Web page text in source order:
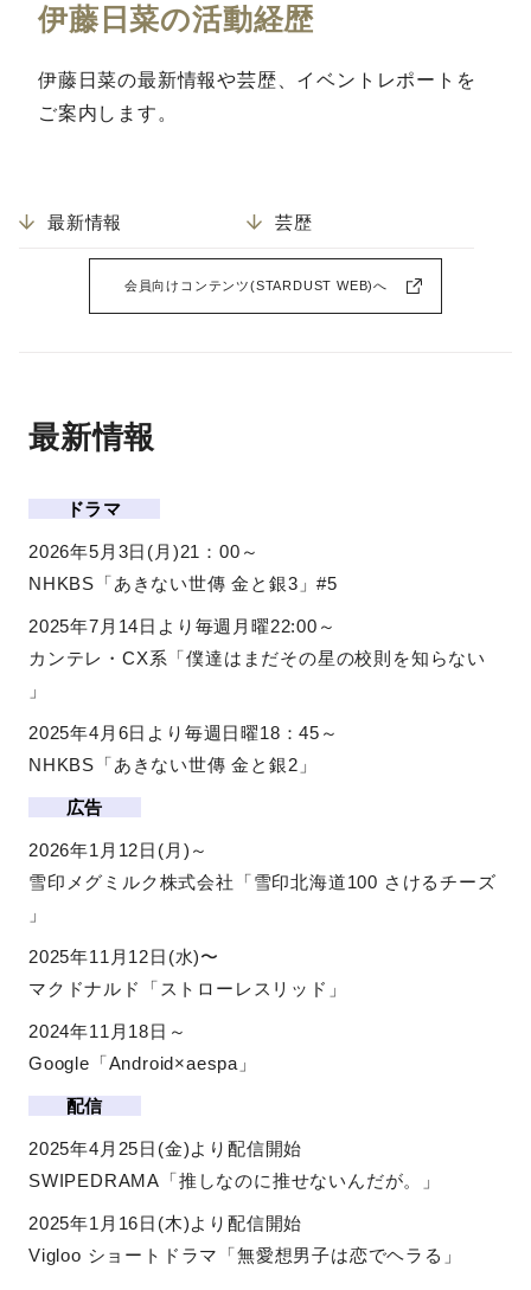
伊藤日菜の活動経歴
伊藤日菜の最新情報や芸歴、イベントレポートを
ご案内します。
最新情報 芸歴
会員向けコンテンツ(STARDUST WEB)へ
最新情報
ドラマ
2026年5月3日(月)21：00～
NHKBS「あきない世傳 金と銀3」#5
2025年7月14日より毎週月曜22:00～
カンテレ・CX系「僕達はまだその星の校則を知らない
」
2025年4月6日より毎週日曜18：45～
NHKBS「あきない世傳 金と銀2」
広告
2026年1月12日(月)～
雪印メグミルク株式会社「雪印北海道100 さけるチーズ
」
2025年11月12日(水)〜
マクドナルド「ストローレスリッド」
2024年11月18日～
Google「Android×aespa」
配信
2025年4月25日(金)より配信開始
SWIPEDRAMA「推しなのに推せないんだが。」
2025年1月16日(木)より配信開始
Vigloo ショートドラマ「無愛想男子は恋でヘラる」